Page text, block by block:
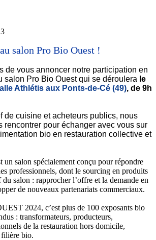
salon Pro Bio Ouest !
de vous annoncer notre participation en
salon Pro Bio Ouest qui se déroulera le
Athlétis aux Ponts-de-Cé (49), de 9h
de cuisine et acheteurs publics, nous
rencontrer pour échanger avec vous sur
bio en restauration collective et
salon spécialement conçu pour répondre
professionnels, dont le sourcing en produits
salon : rapprocher l’offre et la demande en
de nouveaux partenariats commerciaux.
2024, c’est plus de 100 exposants bio
: transformateurs, producteurs,
de la restauration hors domicile,
filière bio.